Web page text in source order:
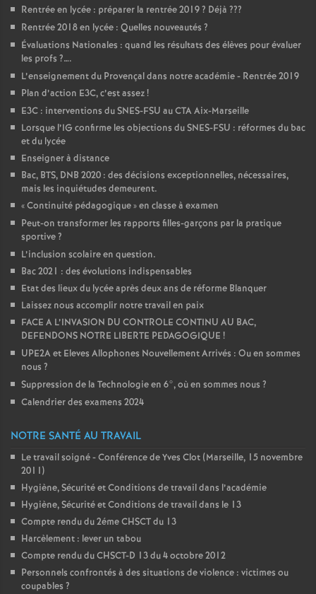
Rentrée en lycée : préparer la rentrée 2019? Déjà ???
Rentrée 2018 en lycée : Quelles nouveautés ?
Évaluations Nationales : quand les résultats des élèves pour évaluer
les profs ?….
L’enseignement du Provençal dans notre académie - Rentrée 2019
Plan d’action E3C, c’est assez!
E3C : interventions du SNES-FSU au CTA Aix-Marseille
Lorsque l’IG confirme les objections du SNES-FSU : réformes du bac
et du lycée
Enseigner à distance
Bac, BTS, DNB 2020 : des décisions exceptionnelles, nécessaires,
mais les inquiétudes demeurent.
«Continuité pédagogique» en classe à examen
Peut-on transformer les rapports filles-garçons par la pratique
sportive?
L’inclusion scolaire en question.
Bac 2021 : des évolutions indispensables
Etat des lieux du lycée après deux ans de réforme Blanquer
Laissez nous accomplir notre travail en paix
FACE A L’INVASION DU CONTROLE CONTINU AU BAC,
DEFENDONS NOTRE LIBERTE PEDAGOGIQUE !
UPE2A et Eleves Allophones Nouvellement Arrivés : Ou en sommes
nous ?
Suppression de la Technologie en 6°, où en sommes nous ?
Calendrier des examens 2024
NOTRE SANTÉ AU TRAVAIL
Le travail soigné - Conférence de Yves Clot (Marseille, 15 novembre
2011)
Hygiène, Sécurité et Conditions de travail dans l’académie
Hygiène, Sécurité et Conditions de travail dans le 13
Compte rendu du 2éme CHSCT du 13
Harcèlement : lever un tabou
Compte rendu du CHSCT-D 13 du 4 octobre 2012
Personnels confrontés à des situations de violence : victimes ou
coupables ?